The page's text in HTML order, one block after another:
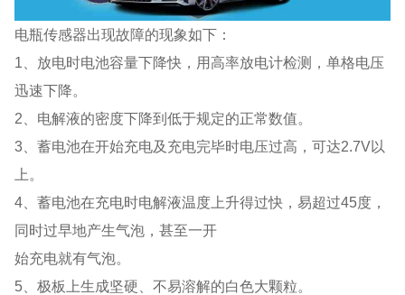
电瓶传感器出现故障的现象如下：
1、放电时电池容量下降快，用高率放电计检测，单格电压
迅速下降。
2、电解液的密度下降到低于规定的正常数值。
3、蓄电池在开始充电及充电完毕时电压过高，可达2.7V以
上。
4、蓄电池在充电时电解液温度上升得过快，易超过45度，
同时过早地产生气泡，甚至一开
始充电就有气泡。
5、极板上生成坚硬、不易溶解的白色大颗粒。